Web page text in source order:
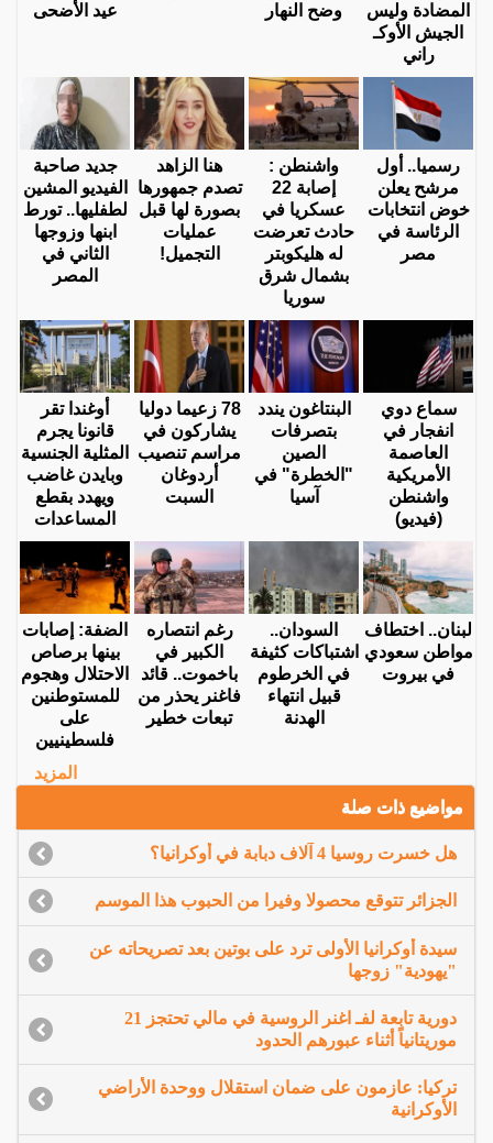
المضادة وليس
الجيش الأوكـ
راني
وضح النهار
عيد الأضحى
رسميا.. أول
مرشح يعلن
خوض انتخابات
الرئاسة في
مصر
واشنطن :
إصابة 22
عسكريا في
حادث تعرضت
له هليكوبتر
بشمال شرق
سوريا
هنا الزاهد
تصدم جمهورها
بصورة لها قبل
عمليات
التجميل!
جديد صاحبة
الفيديو المشين
لطفليها.. تورط
ابنها وزوجها
الثاني في
المصر
سماع دوي
انفجار في
العاصمة
الأمريكية
واشنطن
(فيديو)
البنتاغون يندد
بتصرفات
الصين
"الخطرة" في
آسيا
78 زعيما دوليا
يشاركون في
مراسم تنصيب
أردوغان
السبت
أوغندا تقر
قانونا يجرم
المثلية الجنسية
وبايدن غاضب
ويهدد بقطع
المساعدات
لبنان.. اختطاف
مواطن سعودي
في بيروت
السودان..
اشتباكات كثيفة
في الخرطوم
قبيل انتهاء
الهدنة
رغم انتصاره
الكبير في
باخموت.. قائد
فاغنر يحذر من
تبعات خطير
الضفة: إصابات
بينها برصاص
الاحتلال وهجوم
للمستوطنين
على
فلسطينيين
المزيد
مواضيع ذات صلة
هل خسرت روسيا 4 آلاف دبابة في أوكرانيا؟
الجزائر تتوقع محصولا وفيرا من الحبوب هذا الموسم
سيدة أوكرانيا الأولى ترد على بوتين بعد تصريحاته عن
"يهودية" زوجها
دورية تابعة لفـ اغنر الروسية في مالي تحتجز 21
موريتانياً أثناء عبورهم الحدود
تركيا: عازمون على ضمان استقلال ووحدة الأراضي
الأوكرانية